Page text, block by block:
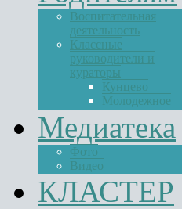
Воспитательная
деятельность
Классные
руководители и
кураторы
Кунцево
Молодежное
Медиатека
Фото
Видео
КЛАСТЕР